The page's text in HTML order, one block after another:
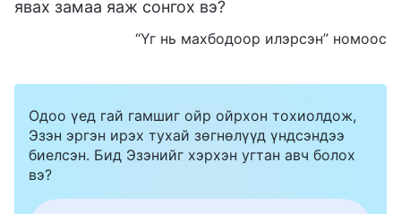
явах замаа яаж сонгох вэ?
“Үг нь махбодоор илэрсэн” номоос
Одоо үед гай гамшиг ойр ойрхон тохиолдож,
Эзэн эргэн ирэх тухай зөгнөлүүд үндсэндээ
биелсэн. Бид Эзэнийг хэрхэн угтан авч болох
вэ?